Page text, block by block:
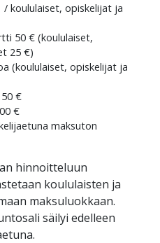
koululaiset, opiskelijat ja
50 € (koululaiset,
25 €)
(koululaiset, opiskelijat ja
€
€
maksuton
hinnoitteluun
koululaisten ja
maksuluokkaan.
säilyi edelleen